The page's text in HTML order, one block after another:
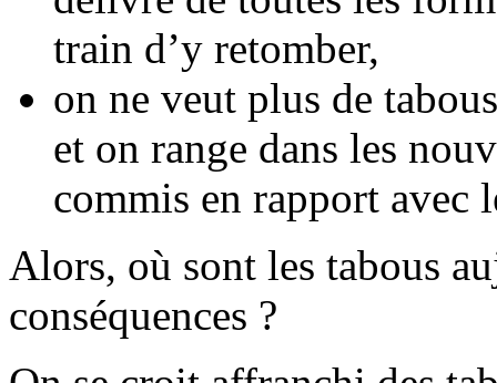
train d’y retomber,
on ne veut plus de
et on range dans les
commis en rapport avec
Alors, où sont les tabous
conséquences ?